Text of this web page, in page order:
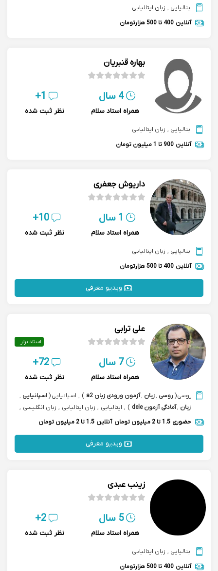
ایتالیایی , زبان ایتالیایی
آنلاین 400 تا 500 هزارتومان
بهاره قنبریان
4 سال
همراه استاد سلام
1+
نظر ثبت شده
ایتالیایی , زبان ایتالیایی
آنلاین 900 تا 1 میلیون تومان
داریوش جعفری
1 سال
همراه استاد سلام
10+
نظر ثبت شده
ایتالیایی , زبان ایتالیایی
آنلاین 400 تا 500 هزارتومان
ویدیو معرفی
علی ترابی
استاد برتر
7 سال
همراه استاد سلام
72+
نظر ثبت شده
روسی(روسی ,زبان ,آزمون ورودی زبان a2 )
, اسپانیایی(اسپانیایی ,
زبان ,آمادگی آزمون dele )
, ایتالیایی , زبان ایتالیایی , زبان انگلیسی ,
آزمون پادفک دانشگاه‌های روسیه
حضوری 1.5 تا 2 میلیون تومان آنلاین 1.5 تا 2 میلیون تومان
ویدیو معرفی
زینب عبدی
5 سال
همراه استاد سلام
2+
نظر ثبت شده
ایتالیایی , زبان ایتالیایی
آنلاین 400 تا 500 هزارتومان